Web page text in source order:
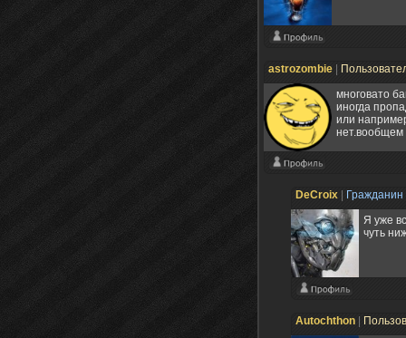
astrozombie
многовато
иногда
или
нет.вообщем
DeCroix
Гражданин
Я уже
чуть
Autochthon